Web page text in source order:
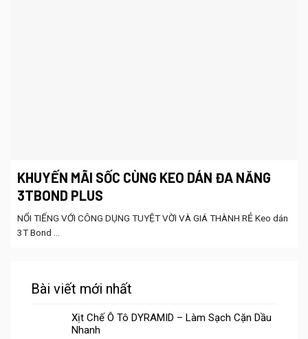
KHUYẾN MÃI SỐC CÙNG KEO DÁN ĐA NĂNG
3TBOND PLUS
NỔI TIẾNG VỚI CÔNG DỤNG TUYỆT VỜI VÀ GIÁ THÀNH RẺ Keo dán
3T Bond ...
Bài viết mới nhất
Xịt Chế Ô Tô DYRAMID – Làm Sạch Cặn Dầu
Nhanh